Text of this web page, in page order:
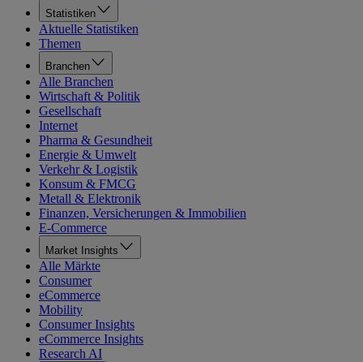
Statistiken
Aktuelle Statistiken
Themen
Branchen
Alle Branchen
Wirtschaft & Politik
Gesellschaft
Internet
Pharma & Gesundheit
Energie & Umwelt
Verkehr & Logistik
Konsum & FMCG
Metall & Elektronik
Finanzen, Versicherungen & Immobilien
E-Commerce
Market Insights
Alle Märkte
Consumer
eCommerce
Mobility
Consumer Insights
eCommerce Insights
Research AI